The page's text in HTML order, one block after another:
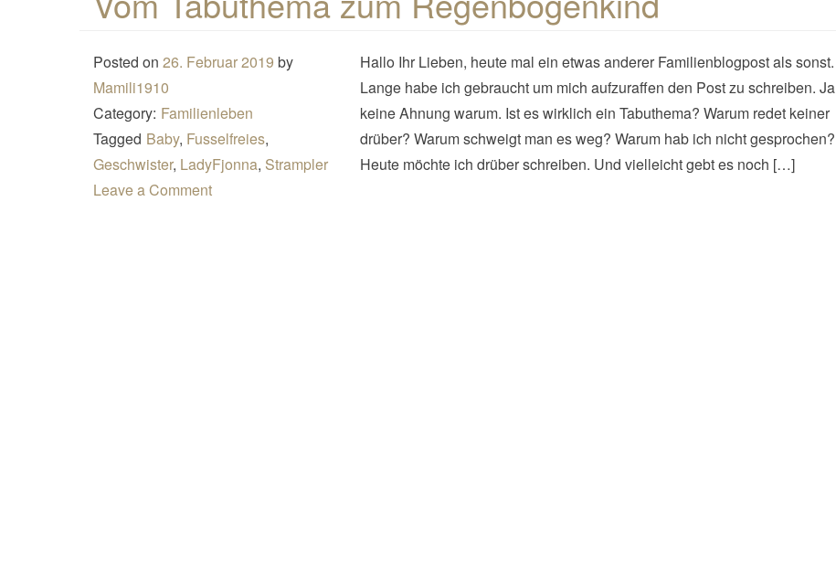
Posted on 26. Februar 2019 by
Mamili1910
Category: Familienleben
Tagged Baby, Fusselfreies,
Geschwister, LadyFjonna, Strampler
Leave a Comment
Hallo Ihr Lieben, heute mal ein etwas anderer Familienblogpost als sonst.
Lange habe ich gebraucht um mich aufzuraffen den Post zu schreiben. Ja
keine Ahnung warum. Ist es wirklich ein Tabuthema? Warum redet keiner
drüber? Warum schweigt man es weg? Warum hab ich nicht gesprochen?
Heute möchte ich drüber schreiben. Und vielleicht gebt es noch […]